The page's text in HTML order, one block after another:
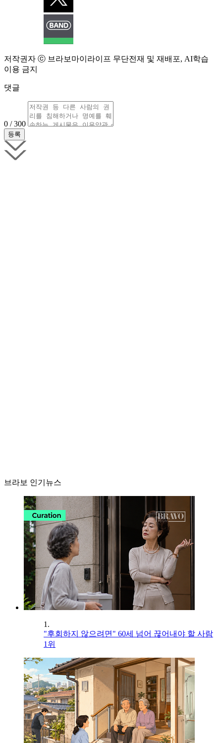
저작권자 ⓒ 브라보마이라이프 무단전재 및 재배포, AI학습
이용 금지
댓글
0 / 300
브라보 인기뉴스
1.
"후회하지 않으려면" 60세 넘어 끊어내야 할 사람
1위